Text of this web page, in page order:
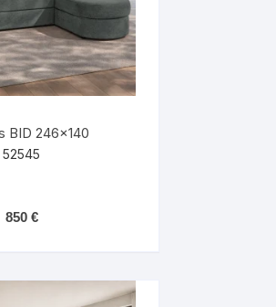
BID 246×140
52545
850 €